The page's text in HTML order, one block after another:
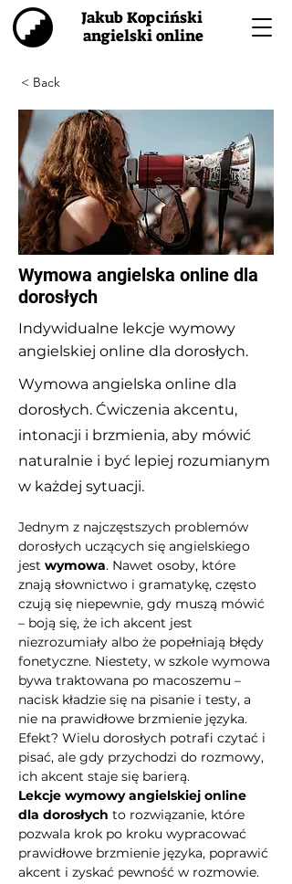
Jakub Kopciński
angielski online
< Back
Wymowa angielska online dla
dorosłych
Indywidualne lekcje wymowy
angielskiej online dla dorosłych.
Wymowa angielska online dla
dorosłych. Ćwiczenia akcentu,
intonacji i brzmienia, aby mówić
naturalnie i być lepiej rozumianym
w każdej sytuacji.
Jednym z najczęstszych problemów
dorosłych uczących się angielskiego
jest wymowa. Nawet osoby, które
znają słownictwo i gramatykę, często
czują się niepewnie, gdy muszą mówić
– boją się, że ich akcent jest
niezrozumiały albo że popełniają błędy
fonetyczne. Niestety, w szkole wymowa
bywa traktowana po macoszemu –
nacisk kładzie się na pisanie i testy, a
nie na prawidłowe brzmienie języka.
Efekt? Wielu dorosłych potrafi czytać i
pisać, ale gdy przychodzi do rozmowy,
ich akcent staje się barierą.
Lekcje wymowy angielskiej online
dla dorosłych to rozwiązanie, które
pozwala krok po kroku wypracować
prawidłowe brzmienie języka, poprawić
akcent i zyskać pewność w rozmowie.